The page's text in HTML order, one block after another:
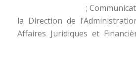
– la Direction de
Affaires Juridiques et